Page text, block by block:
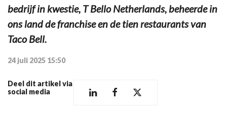
bedrijf in kwestie, T Bello Netherlands, beheerde in
ons land de franchise en de tien restaurants van
Taco Bell.
24 juli 2025 15:50
Deel dit artikel via
social media